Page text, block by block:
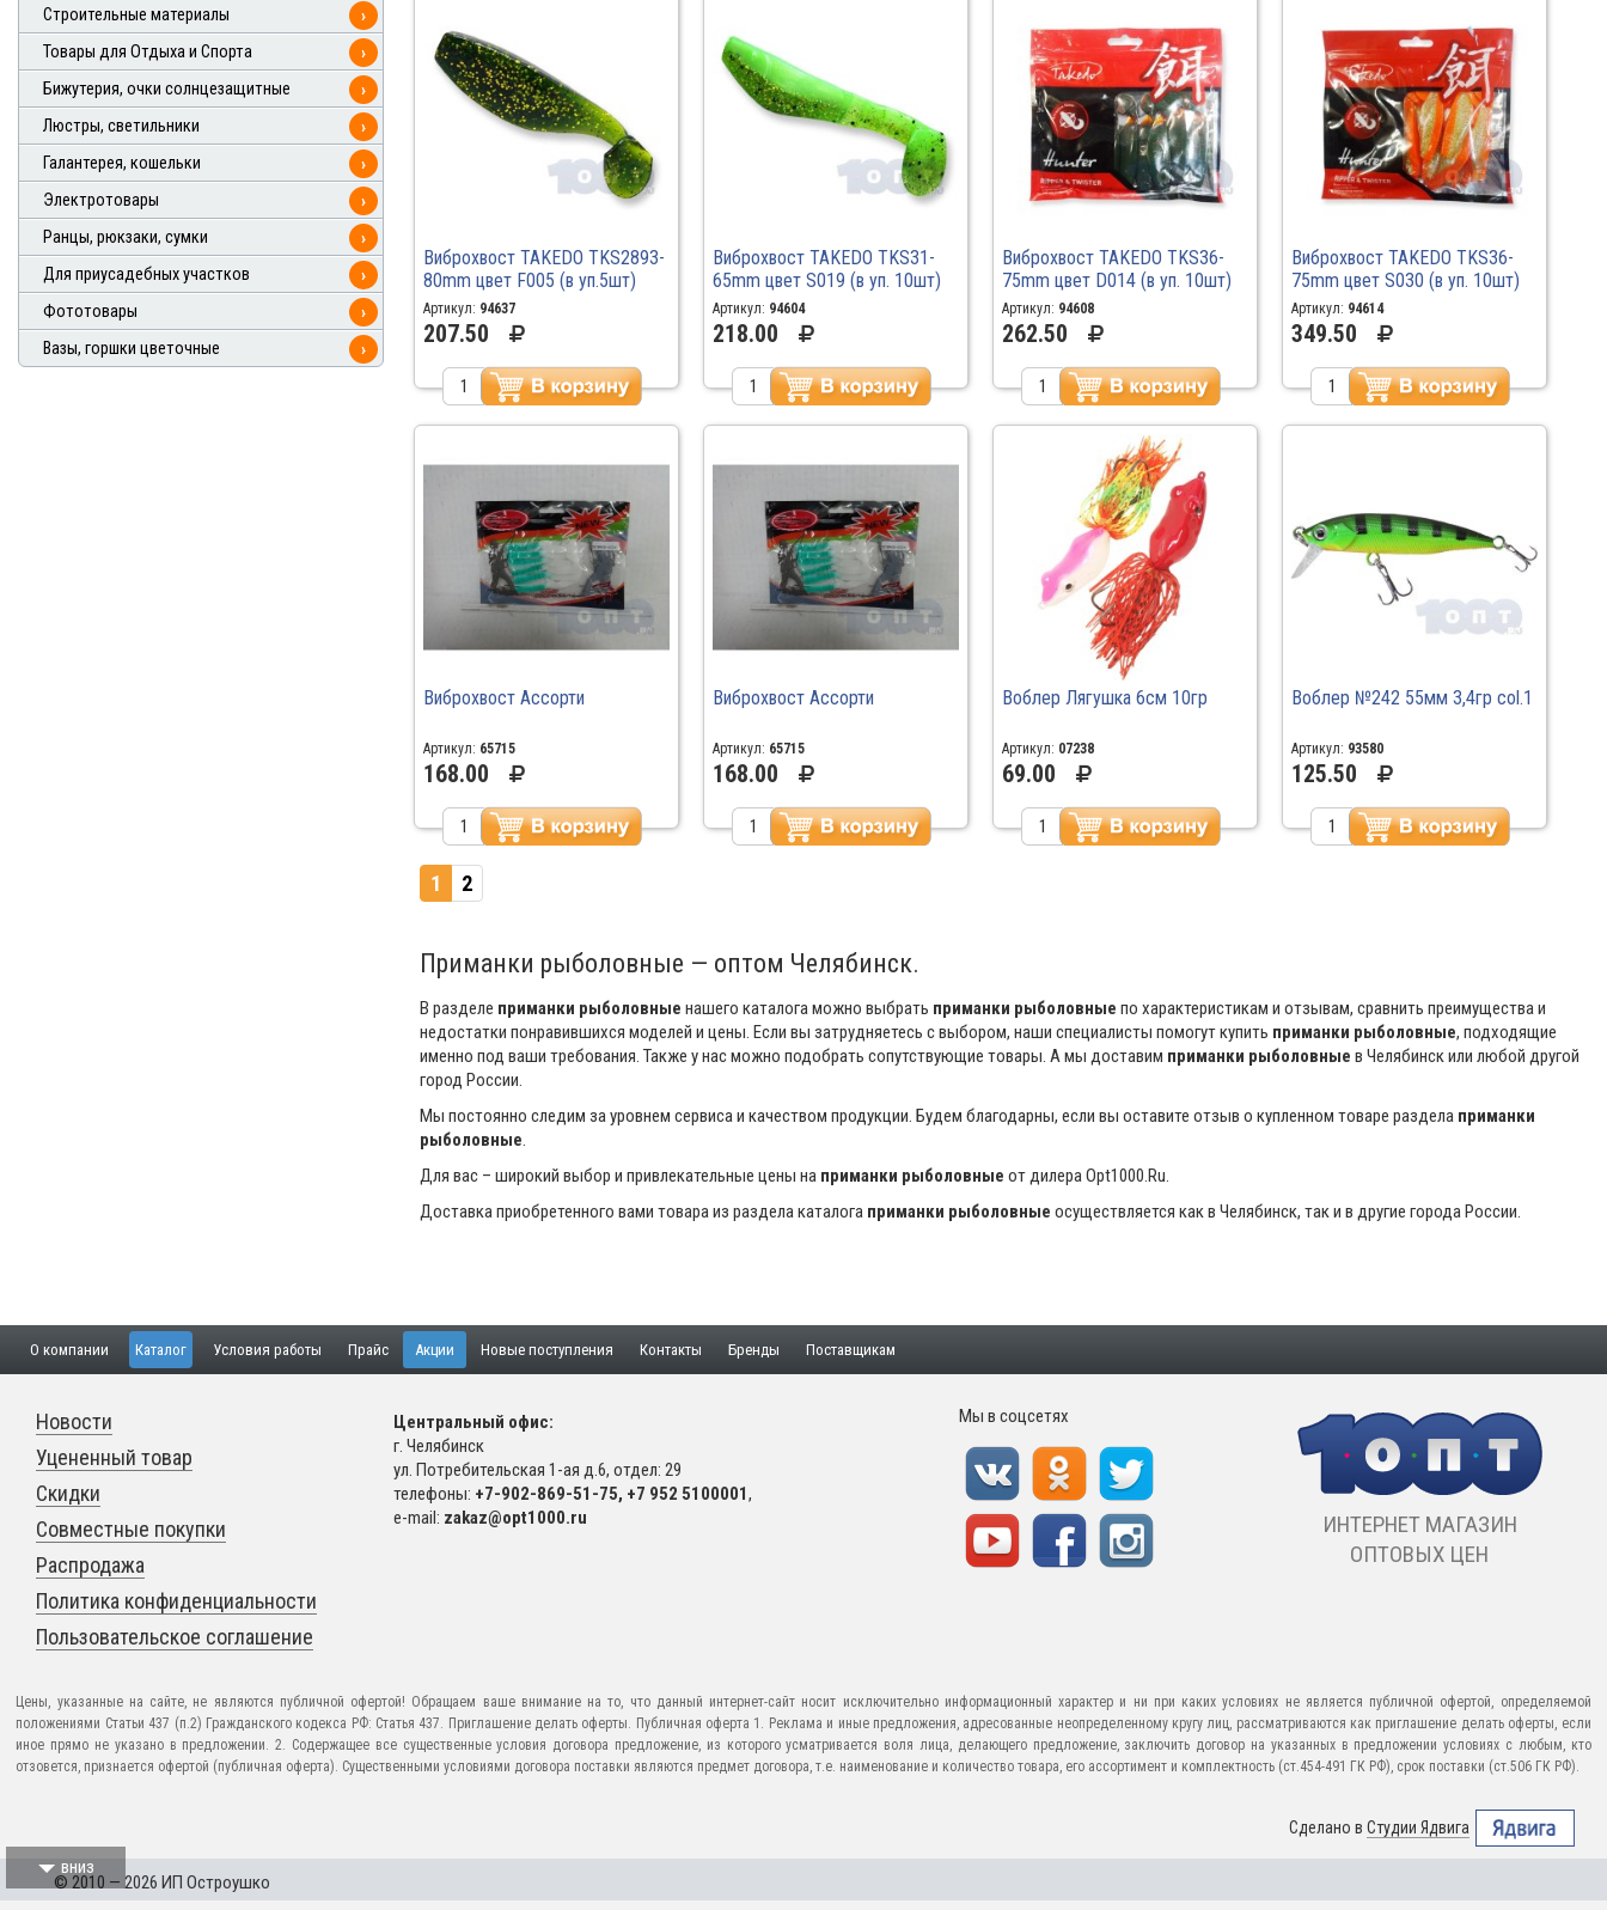
Строительные материалы
›
Товары для Отдыха и Спорта
›
Бижутерия, очки солнцезащитные
›
Люстры, светильники
›
Галантерея, кошельки
›
Электротовары
›
Ранцы, рюкзаки, сумки
›
Для приусадебных участков
›
Фототовары
›
Вазы, горшки цветочные
›
Виброхвост TAKEDO TKS2893-
80mm цвет F005 (в уп.5шт)
Артикул: 94637
207.50
Виброхвост TAKEDO TKS31-
65mm цвет S019 (в уп. 10шт)
Артикул: 94604
218.00
Виброхвост TAKEDO TKS36-
75mm цвет D014 (в уп. 10шт)
Артикул: 94608
262.50
Виброхвост TAKEDO TKS36-
75mm цвет S030 (в уп. 10шт)
Артикул: 94614
349.50
Виброхвост Ассорти
Артикул: 65715
168.00
Виброхвост Ассорти
Артикул: 65715
168.00
Воблер Лягушка 6см 10гр
Артикул: 07238
69.00
Воблер №242 55мм 3,4гр col.1
Артикул: 93580
125.50
1 2
Приманки рыболовные — оптом Челябинск.
В разделе приманки рыболовные нашего каталога можно выбрать приманки рыболовные по характеристикам и отзывам, сравнить преимущества и
недостатки понравившихся моделей и цены. Если вы затрудняетесь с выбором, наши специалисты помогут купить приманки рыболовные, подходящие
именно под ваши требования. Также у нас можно подобрать сопутствующие товары. А мы доставим приманки рыболовные в Челябинск или любой другой
город России.
Мы постоянно следим за уровнем сервиса и качеством продукции. Будем благодарны, если вы оставите отзыв о купленном товаре раздела приманки
рыболовные.
Для вас – широкий выбор и привлекательные цены на приманки рыболовные от дилера Opt1000.Ru.
Доставка приобретенного вами товара из раздела каталога приманки рыболовные осуществляется как в Челябинск, так и в другие города России.
О компании Каталог Условия работы Прайс Акции Новые поступления Контакты Бренды Поставщикам
Новости
Уцененный товар
Скидки
Совместные покупки
Распродажа
Политика конфиденциальности
Пользовательское соглашение
Центральный офис:
г. Челябинск
ул. Потребительская 1-ая д.6, отдел: 29
телефоны: +7-902-869-51-75, +7 952 5100001,
e-mail: zakaz@opt1000.ru
Мы в соцсетях
ИНТЕРНЕТ МАГАЗИН
ОПТОВЫХ ЦЕН
Цены, указанные на сайте, не являются публичной офертой! Обращаем ваше внимание на то, что данный интернет-сайт носит исключительно информационный характер и ни при каких условиях не является публичной офертой, определяемой
положениями Статьи 437 (п.2) Гражданского кодекса РФ: Статья 437. Приглашение делать оферты. Публичная оферта 1. Реклама и иные предложения, адресованные неопределенному кругу лиц, рассматриваются как приглашение делать оферты, если
иное прямо не указано в предложении. 2. Содержащее все существенные условия договора предложение, из которого усматривается воля лица, делающего предложение, заключить договор на указанных в предложении условиях с любым, кто
отзовется, признается офертой (публичная оферта). Существенными условиями договора поставки являются предмет договора, т.е. наименование и количество товара, его ассортимент и комплектность (ст.454-491 ГК РФ), срок поставки (ст.506 ГК РФ).
Сделано вСтудии Ядвига
© 2010 — 2026 ИП Остроушко
вниз